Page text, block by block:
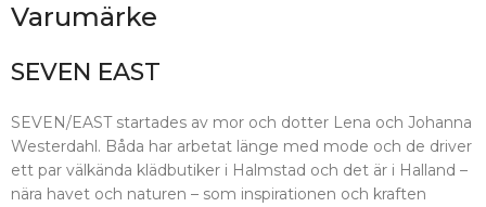
Varumärke
SEVEN EAST
SEVEN/EAST startades av mor och dotter Lena och Johanna
Westerdahl. Båda har arbetat länge med mode och de driver
ett par välkända klädbutiker i Halmstad och det är i Halland –
nära havet och naturen – som inspirationen och kraften